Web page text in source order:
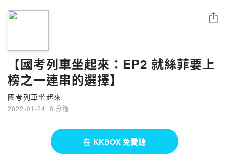
【國考列車坐起來：EP2 就絲菲要上
榜之一連串的選擇】
國考列車坐起來
2022-01-24 · 6 分鐘
分享
在 KKBOX 免費聽